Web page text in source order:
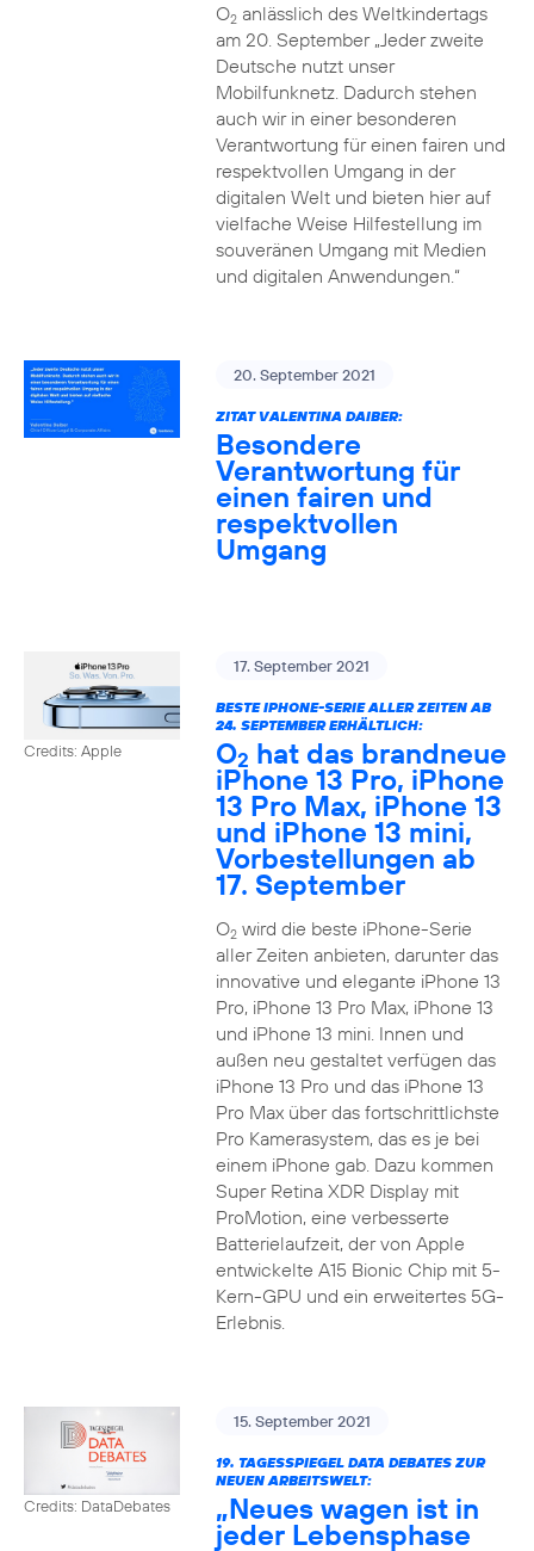
O2anlässlich des Weltkindertags
am 20. September „Jeder zweite
Deutsche nutzt unser
Mobilfunknetz. Dadurch stehen
auch wir in einer besonderen
Verantwortung für einen fairen und
respektvollen Umgang in der
digitalen Welt und bieten hier auf
vielfache Weise Hilfestellung im
souveränen Umgang mit Medien
und digitalen Anwendungen.“
20. September 2021
ZITAT VALENTINA DAIBER:
Besondere
Verantwortung für
einen fairen und
respektvollen
Umgang
Credits: Apple
17. September 2021
BESTE IPHONE-SERIE ALLER ZEITEN AB
24. SEPTEMBER ERHÄLTLICH:
O2 hat das brandneue
iPhone 13 Pro, iPhone
13 Pro Max, iPhone 13
und iPhone 13 mini,
Vorbestellungen ab
17. September
O2wird die beste iPhone-Serie
aller Zeiten anbieten, darunter das
innovative und elegante iPhone 13
Pro, iPhone 13 Pro Max, iPhone 13
und iPhone 13 mini. Innen und
außen neu gestaltet verfügen das
iPhone 13 Pro und das iPhone 13
Pro Max über das fortschrittlichste
Pro Kamerasystem, das es je bei
einem iPhone gab. Dazu kommen
Super Retina XDR Display mit
ProMotion, eine verbesserte
Batterielaufzeit, der von Apple
entwickelte A15 Bionic Chip mit 5-
Kern-GPU und ein erweitertes 5G-
Erlebnis.
Credits: DataDebates
15. September 2021
19. TAGESSPIEGEL DATA DEBATES ZUR
NEUEN ARBEITSWELT:
„Neues wagen ist in
jeder Lebensphase